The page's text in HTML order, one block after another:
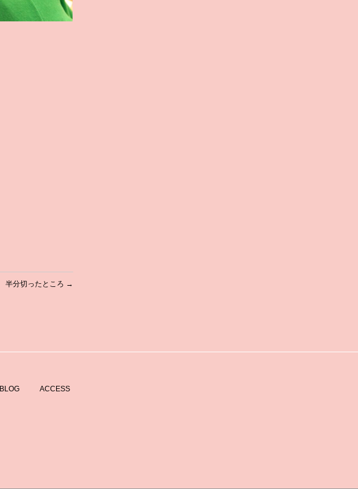
半分切ったところ →
BLOG ACCESS